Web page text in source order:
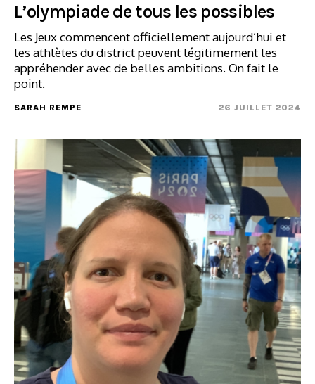
L’olympiade de tous les possibles
Les Jeux commencent officiellement aujourd’hui et
les athlètes du district peuvent légitimement les
appréhender avec de belles ambitions. On fait le
point.
SARAH REMPE 26 JUILLET 2024